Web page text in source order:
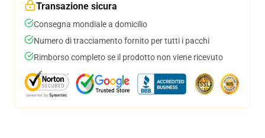
Transazione sicura
Consegna mondiale a domicilio
Numero di tracciamento fornito per tutti i pacchi
Rimborso completo se il prodotto non viene ricevuto